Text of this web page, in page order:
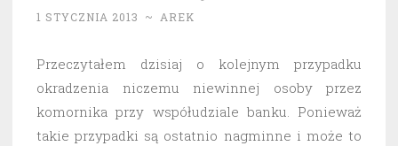
1 STYCZNIA 2013 ~ AREK
Przeczytałem dzisiaj o kolejnym przypadku
okradzenia niczemu niewinnej osoby przez
komornika przy współudziale banku. Ponieważ
takie przypadki są ostatnio nagminne i może to